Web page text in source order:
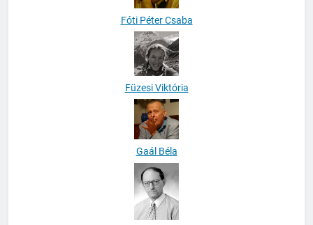
Fóti Péter Csaba
Füzesi Viktória
Gaál Béla